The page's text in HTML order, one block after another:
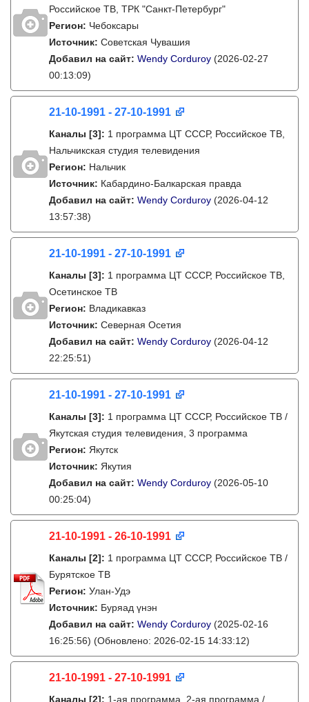
Российское ТВ, ТРК "Санкт-Петербург"
Регион: Чебоксары
Источник: Советская Чувашия
Добавил на сайт: Wendy Corduroy (2026-02-27
00:13:09)
21-10-1991 - 27-10-1991
Каналы [3]: 1 программа ЦТ СССР, Российское ТВ,
Нальчикская студия телевидения
Регион: Нальчик
Источник: Кабардино-Балкарская правда
Добавил на сайт: Wendy Corduroy (2026-04-12
13:57:38)
21-10-1991 - 27-10-1991
Каналы [3]: 1 программа ЦТ СССР, Российское ТВ,
Осетинское ТВ
Регион: Владикавказ
Источник: Северная Осетия
Добавил на сайт: Wendy Corduroy (2026-04-12
22:25:51)
21-10-1991 - 27-10-1991
Каналы [3]: 1 программа ЦТ СССР, Российское ТВ /
Якутская студия телевидения, 3 программа
Регион: Якутск
Источник: Якутия
Добавил на сайт: Wendy Corduroy (2026-05-10
00:25:04)
21-10-1991 - 26-10-1991
Каналы [2]: 1 программа ЦТ СССР, Российское ТВ /
Бурятское ТВ
Регион: Улан-Удэ
Источник: Буряад үнэн
Добавил на сайт: Wendy Corduroy (2025-02-16
16:25:56) (Обновлено: 2026-02-15 14:33:12)
21-10-1991 - 27-10-1991
Каналы [2]: 1-ая программа, 2-ая программа /